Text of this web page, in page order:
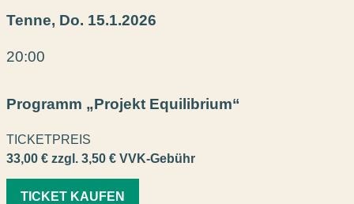
Tenne, Do. 15.1.2026
20:00
Programm „Projekt Equilibrium“
TICKETPREIS
33,00 € zzgl. 3,50 € VVK-Gebühr
TICKET KAUFEN